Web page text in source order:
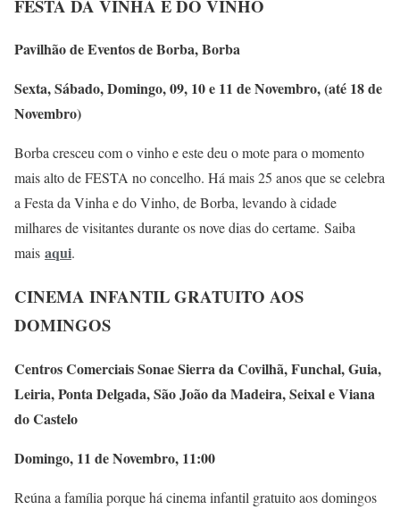
FESTA DA VINHA E DO VINHO
Pavilhão de Eventos de Borba, Borba
Sexta, Sábado, Domingo, 09, 10 e 11 de Novembro, (até 18 de
Novembro)
Borba cresceu com o vinho e este deu o mote para o momento
mais alto de FESTA no concelho. Há mais 25 anos que se celebra
a Festa da Vinha e do Vinho, de Borba, levando à cidade
milhares de visitantes durante os nove dias do certame. Saiba
mais aqui.
CINEMA INFANTIL GRATUITO AOS
DOMINGOS
Centros Comerciais Sonae Sierra da Covilhã, Funchal, Guia,
Leiria, Ponta Delgada, São João da Madeira, Seixal e Viana
do Castelo
Domingo, 11 de Novembro, 11:00
Reúna a família porque há cinema infantil gratuito aos domingos